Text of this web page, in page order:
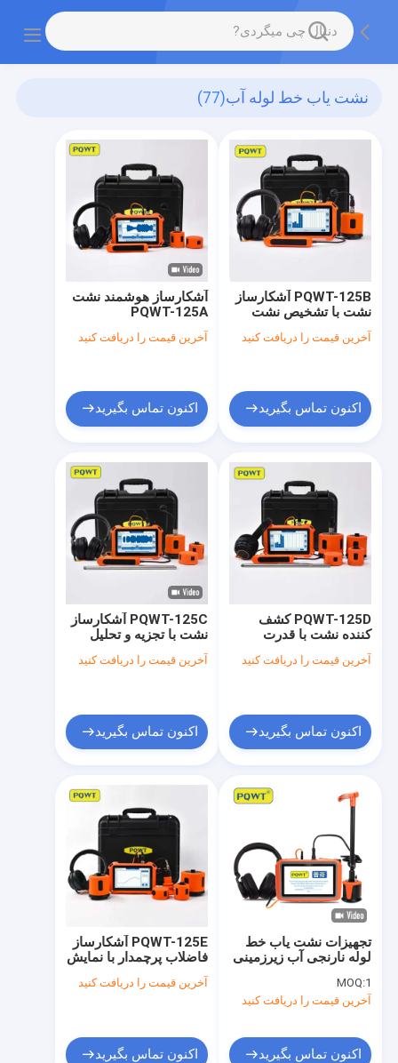
نشت یاب خط لوله آب(77)
آشکارساز هوشمند نشت
PQWT-125A
آخرین قیمت را دریافت کنید
اکنون تماس بگیرید
PQWT-125B آشکارساز
نشت با تشخیص نشت
هوش مصنوعی و
رزونانس دو غشا برای
آخرین قیمت را دریافت کنید
اکنون تماس بگیرید
PQWT-125C آشکارساز
نشت با تجزیه و تحلیل
صوتی هوش مصنوعی و
فیلتر کردن سر و صدا
آخرین قیمت را دریافت کنید
اکنون تماس بگیرید
PQWT-125D کشف
کننده نشت با قدرت
تشخیص پیشرفته
استخراج چند بعدی ویژگی
آخرین قیمت را دریافت کنید
اکنون تماس بگیرید
PQWT-125E آشکارساز
فاضلاب پرچمدار با نمایش
موج در زمان واقعی فیلتر
سازی نویز و تجزیه و
آخرین قیمت را دریافت کنید
اکنون تماس بگیرید
تجهیزات نشت یاب خط
لوله نارنجی آب زیرزمینی
MOQ:1
آخرین قیمت را دریافت کنید
اکنون تماس بگیرید